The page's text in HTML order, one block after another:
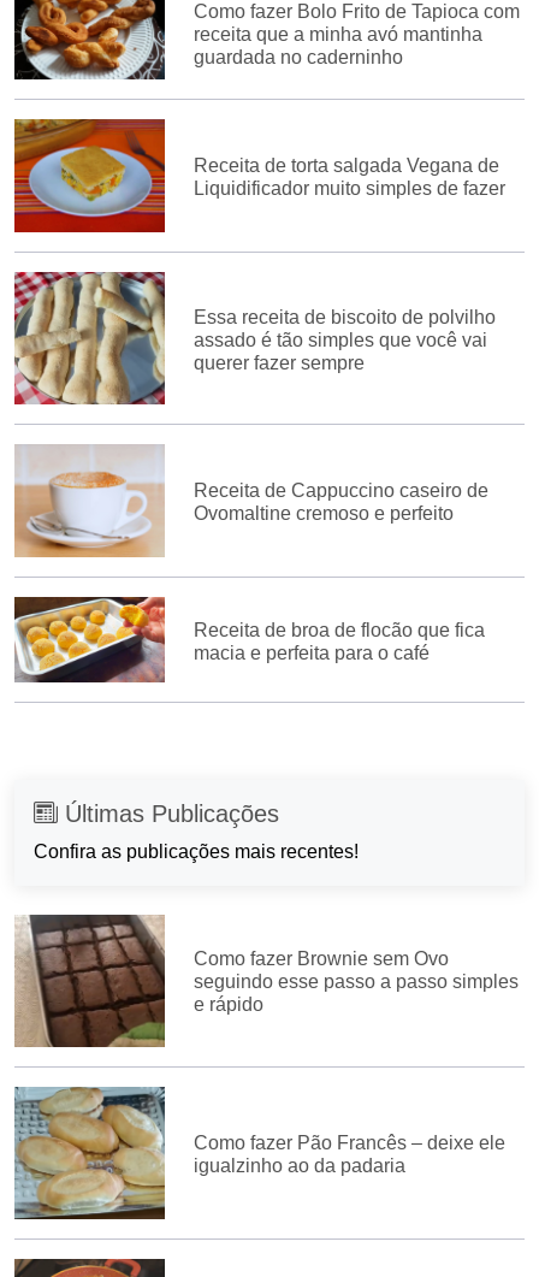
Como fazer Bolo Frito de Tapioca com
receita que a minha avó mantinha
guardada no caderninho
Receita de torta salgada Vegana de
Liquidificador muito simples de fazer
Essa receita de biscoito de polvilho
assado é tão simples que você vai
querer fazer sempre
Receita de Cappuccino caseiro de
Ovomaltine cremoso e perfeito
Receita de broa de flocão que fica
macia e perfeita para o café
Últimas Publicações
Confira as publicações mais recentes!
Como fazer Brownie sem Ovo
seguindo esse passo a passo simples
e rápido
Como fazer Pão Francês – deixe ele
igualzinho ao da padaria